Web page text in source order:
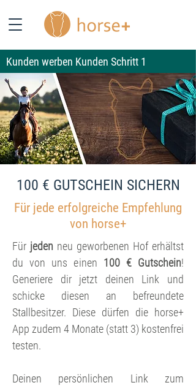
Kunden werben Kunden Schritt 1
100 € GUTSCHEIN SICHERN
Für jede erfolgreiche Empfehlung
von horse+
Für jeden neu geworbenen Hof erhältst
du von uns einen 100 € Gutschein!
Generiere dir jetzt deinen Link und
schicke diesen an befreundete
Stallbesitzer. Diese dürfen die horse+
App zudem 4 Monate (statt 3) kostenfrei
testen.
Deinen persönlichen Link zum